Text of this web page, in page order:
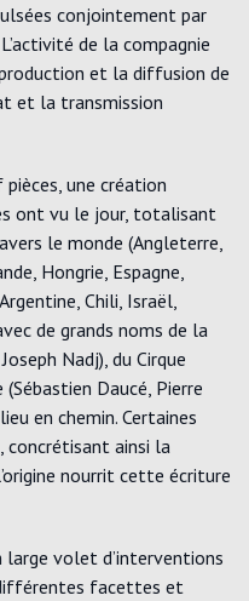
conjointement par
de la compagnie
et la diffusion de
et la transmission
une création
ont vu le jour, totalisant
le monde (Angleterre,
Hongrie, Espagne,
Chili, Israël,
de grands noms de la
Nadj), du Cirque
Daucé, Pierre
en chemin. Certaines
concrétisant ainsi la
nourrit cette écriture
volet d’interventions
facettes et